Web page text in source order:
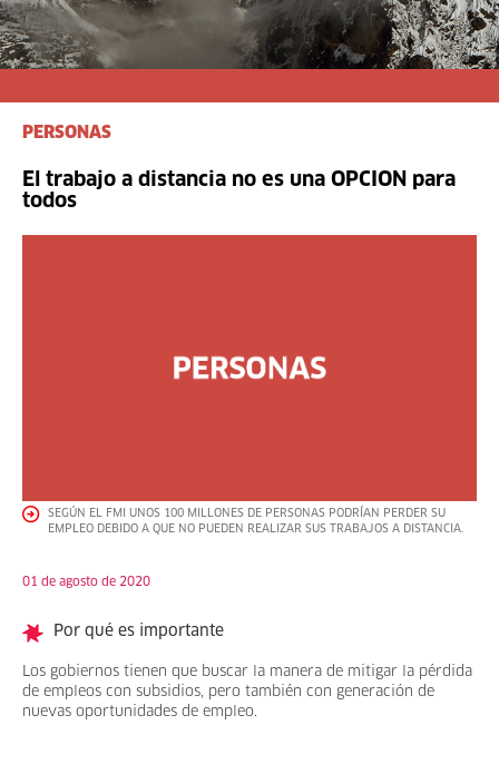
PERSONAS
El trabajo a distancia no es una OPCION para
todos
SEGÚN EL FMI UNOS 100 MILLONES DE PERSONAS PODRÍAN PERDER SU
EMPLEO DEBIDO A QUE NO PUEDEN REALIZAR SUS TRABAJOS A DISTANCIA.
01 de agosto de 2020
Por qué es importante
Los gobiernos tienen que buscar la manera de mitigar la pérdida
de empleos con subsidios, pero también con generación de
nuevas oportunidades de empleo.